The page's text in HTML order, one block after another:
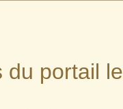
du portail